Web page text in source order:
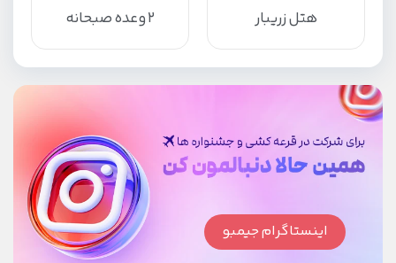
هتل زریبار 2 وعده صبحانه
اینستاگرام جیمبو